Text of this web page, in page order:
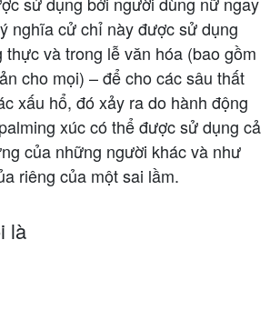
nghĩa cử chỉ này được sử dụng
thực và trong lễ văn hóa (bao gồm
cho mọi) – để cho các sâu thất
xấu hổ, đó xảy ra do hành động
xúc có thể được sử dụng cả
của những người khác và như
riêng của một sai lầm.
là